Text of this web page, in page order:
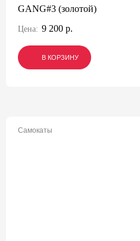
GANG#3 (золотой)
Цена: 9 200 р.
В КОРЗИНУ
В КОРЗИНУ
В КОРЗИНУ
Самокаты